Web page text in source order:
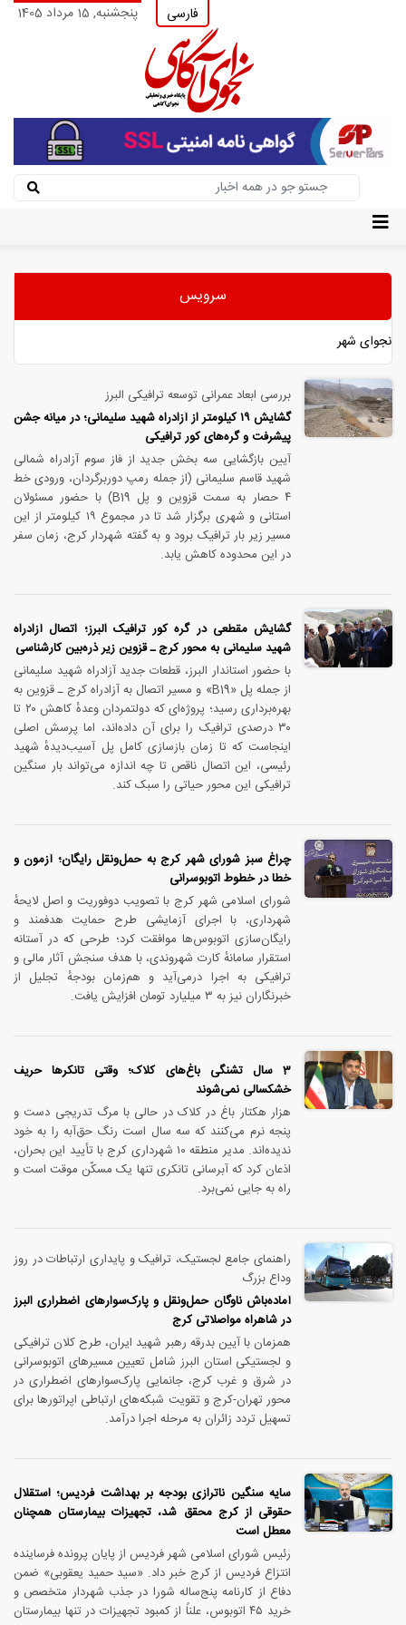
پنجشنبه, 15 مرداد 1405 فارسی
سرویس
نجوای شهر
بررسی ابعاد عمرانی توسعه ترافیکی البرز
گشایش ۱۹ کیلومتر از آزادراه شهید سلیمانی؛ در میانه‌ جشن
پیشرفت و گره‌های کور ترافیکی
آیین بازگشایی سه بخش جدید از فاز سوم آزادراه شمالی
شهید قاسم سلیمانی (از جمله رمپ دوربرگردان، ورودی خط
۴ حصار به سمت قزوین و پل B19) با حضور مسئولان
استانی و شهری برگزار شد تا در مجموع ۱۹ کیلومتر از این
مسیر زیر بار ترافیک برود و به گفته‌ شهردار کرج، زمان سفر
در این محدوده کاهش یابد.
گشایش مقطعی در گره کور ترافیک البرز؛ اتصال آزادراه
شهید سلیمانی به محور کرج ـ قزوین زیر ذره‌بین کارشناسی
با حضور استاندار البرز، قطعات جدید آزادراه شهید سلیمانی
از جمله پل «B19» و مسیر اتصال به آزادراه کرج ـ قزوین به
بهره‌برداری رسید؛ پروژه‌ای که دولتمردان وعدهٔ کاهش ۲۰ تا
۳۰ درصدی ترافیک را برای آن داده‌اند، اما پرسش اصلی
اینجاست که تا زمان بازسازی کامل پل آسیب‌دیدهٔ شهید
رئیسی، این اتصال ناقص تا چه اندازه می‌تواند بار سنگین
ترافیکی این محور حیاتی را سبک کند.
چراغ سبز شورای شهر کرج به حمل‌ونقل رایگان؛ آزمون و
خطا در خطوط اتوبوسرانی
شورای اسلامی شهر کرج با تصویب دوفوریت و اصل لایحهٔ
شهرداری، با اجرای آزمایشی طرح حمایت هدفمند و
رایگان‌سازی اتوبوس‌ها موافقت کرد؛ طرحی که در آستانه‌
استقرار سامانهٔ کارت شهروندی، با هدف سنجش آثار مالی و
ترافیکی به اجرا درمی‌آید و هم‌زمان بودجهٔ تجلیل از
خبرنگاران نیز به ۳ میلیارد تومان افزایش یافت.
3 سال تشنگی باغ‌های کلاک؛ وقتی تانکرها حریف
خشکسالی نمی‌شوند
هزار هکتار باغ در کلاک در حالی با مرگ تدریجی دست‌ و
پنجه نرم می‌کنند که سه سال است رنگ حق‌آبه را به خود
ندیده‌اند. مدیر منطقه ۱۰ شهرداری کرج با تأیید این بحران،
اذعان کرد که آبرسانی تانکری تنها یک مسکّن موقت است و
راه به جایی نمی‌برد.
راهنمای جامع لجستیک، ترافیک و پایداری ارتباطات در روز
وداع بزرگ
آماده‌باش ناوگان حمل‌ونقل و پارک‌سوارهای اضطراری البرز
در شاهراه مواصلاتی کرج
همزمان با آیین بدرقه رهبر شهید ایران، طرح کلان ترافیکی
و لجستیکی استان البرز شامل تعیین مسیرهای اتوبوسرانی
در شرق و غرب کرج، جانمایی پارک‌سوارهای اضطراری در
محور تهران-کرج و تقویت شبکه‌های ارتباطی اپراتورها برای
تسهیل تردد زائران به مرحله اجرا درآمد.
سایه سنگین ناترازی بودجه بر بهداشت فردیس؛ استقلال
حقوقی از کرج محقق شد، تجهیزات بیمارستان همچنان
معطل است
رئیس شورای اسلامی شهر فردیس از پایان پرونده فرساینده
انتزاع فردیس از کرج خبر داد. «سید حمید یعقوبی» ضمن
دفاع از کارنامه پنج‌ساله شورا در جذب شهردار متخصص و
خرید ۴۵ اتوبوس، علناً از کمبود تجهیزات در تنها بیمارستان